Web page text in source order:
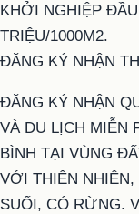
KHỞI NGHIỆP
TRIỆU/1000M2.
ĐĂNG KÝ NHẬN
ĐĂNG KÝ NHẬN
VÀ DU LỊCH MIỄN
BÌNH TẠI VÙNG
VỚI THIÊN
SUỐI, CÓ RỪNG.